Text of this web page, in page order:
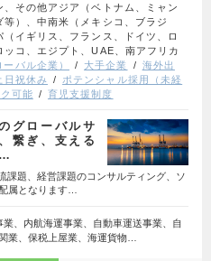
その他アジア（ベトナム、ミャン
）、中南米（メキシコ、ブラジ
イギリス、フランス、ドイツ、ロ
コ、エジプト、UAE、南アフリカ
バル企業） 大手企業
海外出
日祝休み
ポテンシャル採用（未経
可能 育児支援制度
グローバルサ
繋ぎ、支える
課題、経営課題のコンサルティング、ソ
属となります…
、内航海運事業、自動車運送事業、自
業、保税上屋業、海運貨物…